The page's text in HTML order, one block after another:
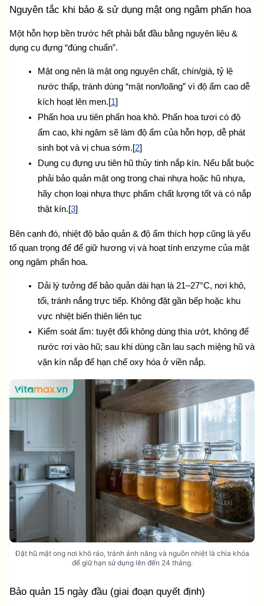
Nguyên tắc khi bảo & sử dụng mật ong ngâm phấn hoa
Một hỗn hợp bền trước hết phải bắt đầu bằng nguyên liệu &
dụng cụ đựng “đúng chuẩn”.
Mật ong nên là mật ong nguyên chất, chín/già, tỷ lệ
nước thấp, tránh dùng “mật non/loãng” vì độ ẩm cao dễ
kích hoạt lên men.[1]
Phấn hoa ưu tiên phấn hoa khô. Phấn hoa tươi có độ
ẩm cao, khi ngâm sẽ làm độ ẩm của hỗn hợp, dễ phát
sinh bọt và vị chua sớm.[2]
Dụng cụ đựng ưu tiên hũ thủy tinh nắp kín. Nếu bắt buộc
phải bảo quản mật ong trong chai nhựa hoặc hũ nhựa,
hãy chọn loại nhựa thực phẩm chất lượng tốt và có nắp
thật kín.[3]
Bên cạnh đó, nhiệt độ bảo quản & độ ẩm thích hợp cũng là yếu
tố quan trọng để để giữ hương vị và hoạt tính enzyme của mật
ong ngâm phấn hoa.
Dải lý tưởng để bảo quản dài hạn là 21–27°C, nơi khô,
tối, tránh nắng trực tiếp. Không đặt gần bếp hoặc khu
vực nhiệt biến thiên liên tục
Kiểm soát ẩm: tuyệt đối không dùng thìa ướt, không để
nước rơi vào hũ; sau khi dùng cần lau sạch miệng hũ và
vặn kín nắp để hạn chế oxy hóa ở viền nắp.
Đặt hũ mật ong nơi khô ráo, tránh ánh nắng và nguồn nhiệt là chìa khóa
để giữ hạn sử dụng lên đến 24 tháng.
Bảo quản 15 ngày đầu (giai đoạn quyết định)